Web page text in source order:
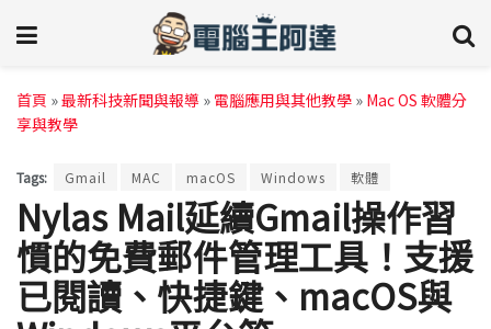
首頁 »最新科技新聞與報導 » 電腦應用與其他教學 » Mac OS 軟體分
享與教學
Tags: Gmail MAC macOS Windows 軟體
Nylas Mail延續Gmail操作習
慣的免費郵件管理工具！支援
已閱讀、快捷鍵、macOS與